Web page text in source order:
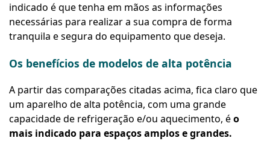
indicado é que tenha em mãos as informações
necessárias para realizar a sua compra de forma
tranquila e segura do equipamento que deseja.
Os benefícios de modelos de alta potência
A partir das comparações citadas acima, fica claro que
um aparelho de alta potência, com uma grande
capacidade de refrigeração e/ou aquecimento, éo
mais indicado para espaços amplos e grandes.